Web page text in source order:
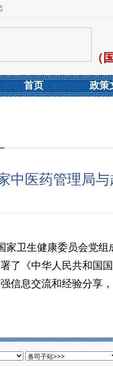
（
首页 政策
中医药管理局
卫生健康委员会党组
了《中华人民共和国
信息交流和经验分享